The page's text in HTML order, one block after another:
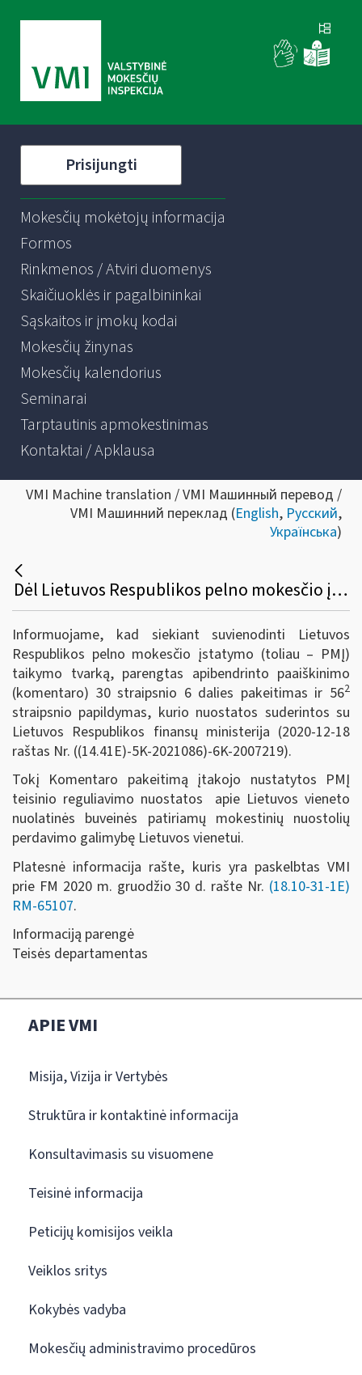
Prisijungti
Mokesčių mokėtojų informacija
Formos
Rinkmenos / Atviri duomenys
Skaičiuoklės ir pagalbininkai
Sąskaitos ir įmokų kodai
Mokesčių žinynas
Mokesčių kalendorius
Seminarai
Tarptautinis apmokestinimas
Kontaktai / Apklausa
VMI Machine translation / VMI Машинный перевод /
VMI Машинний переклад (English, Русский,
Українська)
Dėl Lietuvos Respublikos pelno mokesčio įstatymo 30 straipsnio 6 dalies pakeitimo ir 56-2 straipsnio apibendrinto paaiškinimo (komentaro)
Informuojame, kad siekiant suvienodinti Lietuvos
Respublikos pelno mokesčio įstatymo (toliau – PMĮ)
taikymo tvarką, parengtas apibendrinto paaiškinimo
(komentaro) 30 straipsnio 6 dalies pakeitimas ir 562
straipsnio papildymas, kurio nuostatos suderintos su
Lietuvos Respublikos finansų ministerija (2020-12-18
raštas Nr. ((14.41E)-5K-2021086)-6K-2007219).
Tokį Komentaro pakeitimą įtakojo nustatytos PMĮ
teisinio reguliavimo nuostatos apie Lietuvos vieneto
nuolatinės buveinės patiriamų mokestinių nuostolių
perdavimo galimybę Lietuvos vienetui.
Platesnė informacija rašte, kuris yra paskelbtas VMI
prie FM 2020 m. gruodžio 30 d. rašte Nr. (18.10-31-1E)
RM-65107.
Informaciją parengė
Teisės departamentas
APIE VMI
Misija, Vizija ir Vertybės
Struktūra ir kontaktinė informacija
Konsultavimasis su visuomene
Teisinė informacija
Peticijų komisijos veikla
Veiklos sritys
Kokybės vadyba
Mokesčių administravimo procedūros